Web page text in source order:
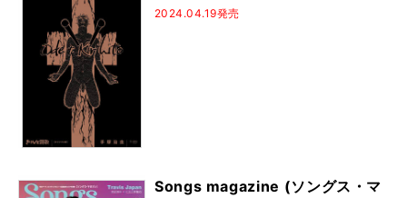
2024.04.19発売
Songs magazine (ソングス・マ